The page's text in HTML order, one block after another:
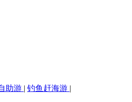
助游 | 钓鱼赶海游 |